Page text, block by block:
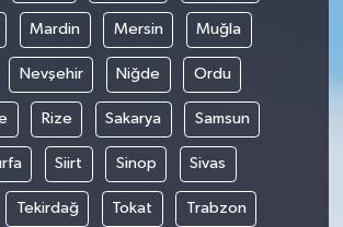
Mardin Mersin Muğla
Nevşehir Niğde Ordu
Rize Sakarya Samsun
Siirt Sinop Sivas
Tekirdağ Tokat Trabzon